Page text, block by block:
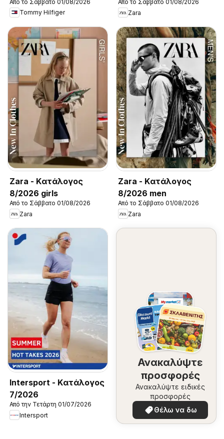
New in Men
Από το Σάββατο 01/08/2026
Tommy Hilfiger
Από το Σάββατο 01/08/2026
Zara
Zara - Kατάλογος
8/2026 girls
Από το Σάββατο 01/08/2026
Zara
Zara - Kατάλογος
8/2026 men
Από το Σάββατο 01/08/2026
Zara
Intersport - Kατάλογος
7/2026
Από την Τετάρτη 01/07/2026
Intersport
Ανακαλύψτε
προσφορές
Ανακαλύψτε ειδικές
προσφορές
Θέλω να δω